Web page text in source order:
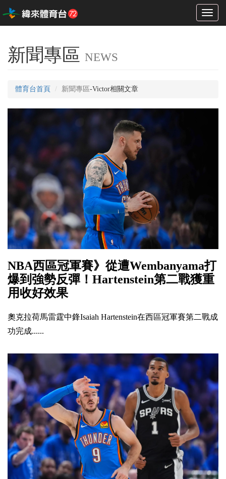
Toggle
新聞專區 NEWS
體育台首頁 新聞專區-Victor相關文章
NBA西區冠軍賽》從遭Wembanyama打
爆到強勢反彈！Hartenstein第二戰獲重
用收好效果
奧克拉荷馬雷霆中鋒Isaiah Hartenstein在西區冠軍賽第二戰成
功完成......